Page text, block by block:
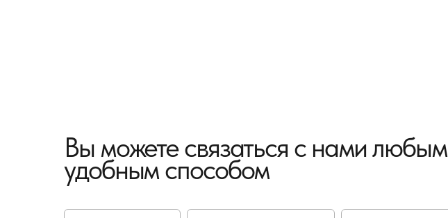
Вы можете связаться с нами любым
удобным способом